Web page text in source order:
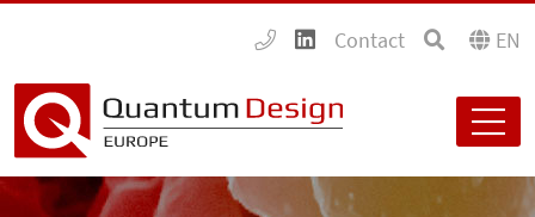
Contact EN